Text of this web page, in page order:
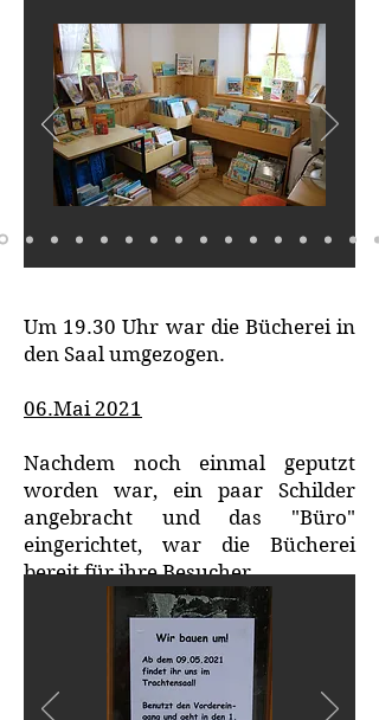
Um 19.30 Uhr war die Bücherei in
den Saal umgezogen.
06.Mai 2021
Nachdem noch einmal geputzt
worden war, ein paar Schilder
angebracht und das "Büro"
eingerichtet, war die Bücherei
bereit für ihre Besucher.